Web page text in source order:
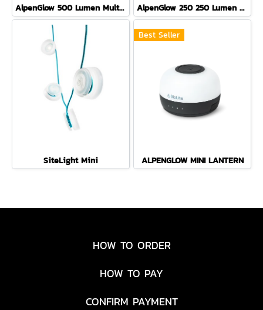
AlpenGlow 500 Lumen Multicolor USB Lantern AlpenGlow 250 250 Lumen Multicolor USB Lantern
SiteLight Mini
Best Seller
ALPENGLOW MINI LANTERN
HOW TO ORDER
HOW TO PAY
CONFIRM PAYMENT